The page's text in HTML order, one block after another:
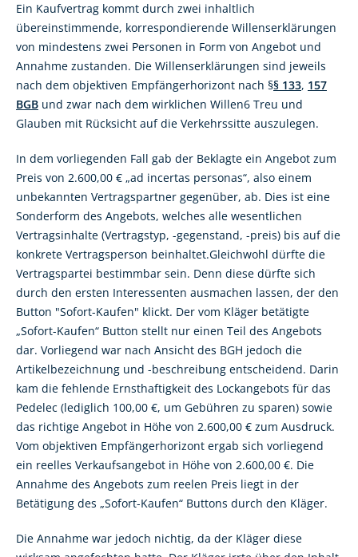
Ein Kaufvertrag kommt durch zwei inhaltlich
übereinstimmende, korrespondierende Willenserklärungen
von mindestens zwei Personen in Form von Angebot und
Annahme zustanden. Die Willenserklärungen sind jeweils
nach dem objektiven Empfängerhorizont nach §§ 133, 157
BGB und zwar nach dem wirklichen Willen6 Treu und
Glauben mit Rücksicht auf die Verkehrssitte auszulegen.
In dem vorliegenden Fall gab der Beklagte ein Angebot zum
Preis von 2.600,00 € „ad incertas personas“, also einem
unbekannten Vertragspartner gegenüber, ab. Dies ist eine
Sonderform des Angebots, welches alle wesentlichen
Vertragsinhalte (Vertragstyp, -gegenstand, -preis) bis auf die
konkrete Vertragsperson beinhaltet.Gleichwohl dürfte die
Vertragspartei bestimmbar sein. Denn diese dürfte sich
durch den ersten Interessenten ausmachen lassen, der den
Button "Sofort-Kaufen" klickt. Der vom Kläger betätigte
„Sofort-Kaufen“ Button stellt nur einen Teil des Angebots
dar. Vorliegend war nach Ansicht des BGH jedoch die
Artikelbezeichnung und -beschreibung entscheidend. Darin
kam die fehlende Ernsthaftigkeit des Lockangebots für das
Pedelec (lediglich 100,00 €, um Gebühren zu sparen) sowie
das richtige Angebot in Höhe von 2.600,00 € zum Ausdruck.
Vom objektiven Empfängerhorizont ergab sich vorliegend
ein reelles Verkaufsangebot in Höhe von 2.600,00 €. Die
Annahme des Angebots zum reelen Preis liegt in der
Betätigung des „Sofort-Kaufen“ Buttons durch den Kläger.
Die Annahme war jedoch nichtig, da der Kläger diese